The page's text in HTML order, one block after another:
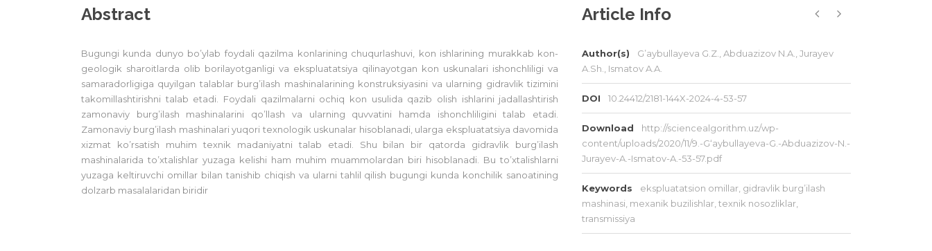
Article Info
Author(s)
G’aybullayeva G.Z., Abduazizov N.A., Jurayev
A.Sh., Ismatov A.A.
DOI 10.24412/2181-144X-2024-4-53-57
Download
http://sciencealgorithm.uz/wp-
content/uploads/2020/11/9.-G‘aybullayeva-G.-Abduazizov-N.-
Jurayev-A.-Ismatov-A.-53-57.pdf
Keywords ekspluatatsion omillar, gidravlik burg’ilash
mashinasi mexanik buzilishlar, texnik nosozliklar,
transmissiya
Abstract
Bugungi kunda dunyo bo’ylab foydali qazilma konlarining chuqurlashuvi, kon ishlarining murakkab kon-
geologik sharoitlarda olib borilayotganligi va ekspluatatsiya qilinayotgan kon uskunalari ishonchliligi va
samaradorligiga quyilgan talablar burg’ilash mashinalarining konstruksiyasini va ularning gidravlik tizimini
takomillashtirishni talab etadi. Foydali qazilmalarni ochiq kon usulida qazib olish ishlarini jadallashtirish
zamonaviy burg’ilash mashinalarini qo’llash va ularning quvvatini hamda ishonchliligini talab etadi.
Zamonaviy burg’ilash mashinalari yuqori texnologik uskunalar hisoblanadi, ularga ekspluatatsiya davomida
xizmat ko’rsatish muhim texnik madaniyatni talab etadi. Shu bilan bir qatorda gidravlik burg’ilash
mashinalarida to’xtalishlar yuzaga kelishi ham muhim muammolardan biri hisoblanadi. Bu to’xtalishlarni
yuzaga keltiruvchi omillar bilan tanishib chiqish va ularni tahlil qilish bugungi kunda konchilik sanoatining
dolzarb masalalaridan biridir